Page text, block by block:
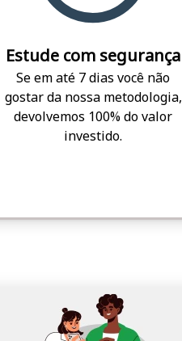
Estude com segurança
Se em até 7 dias você não
gostar da nossa metodologia,
devolvemos 100% do valor
investido.